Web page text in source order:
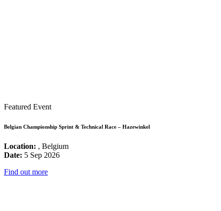
Featured Event
Belgian Championship Sprint & Technical Race – Hazewinkel
Location: , Belgium
Date: 5 Sep 2026
Find out more